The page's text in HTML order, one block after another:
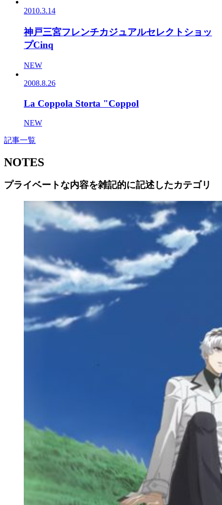
2010.3.14
神戸三宮フレンチカジュアルセレクトショッ
プCinq
NEW
2008.8.26
La Coppola Storta "Coppol
NEW
記事一覧
NOTES
プライベートな内容を雑記的に記述したカテゴリ